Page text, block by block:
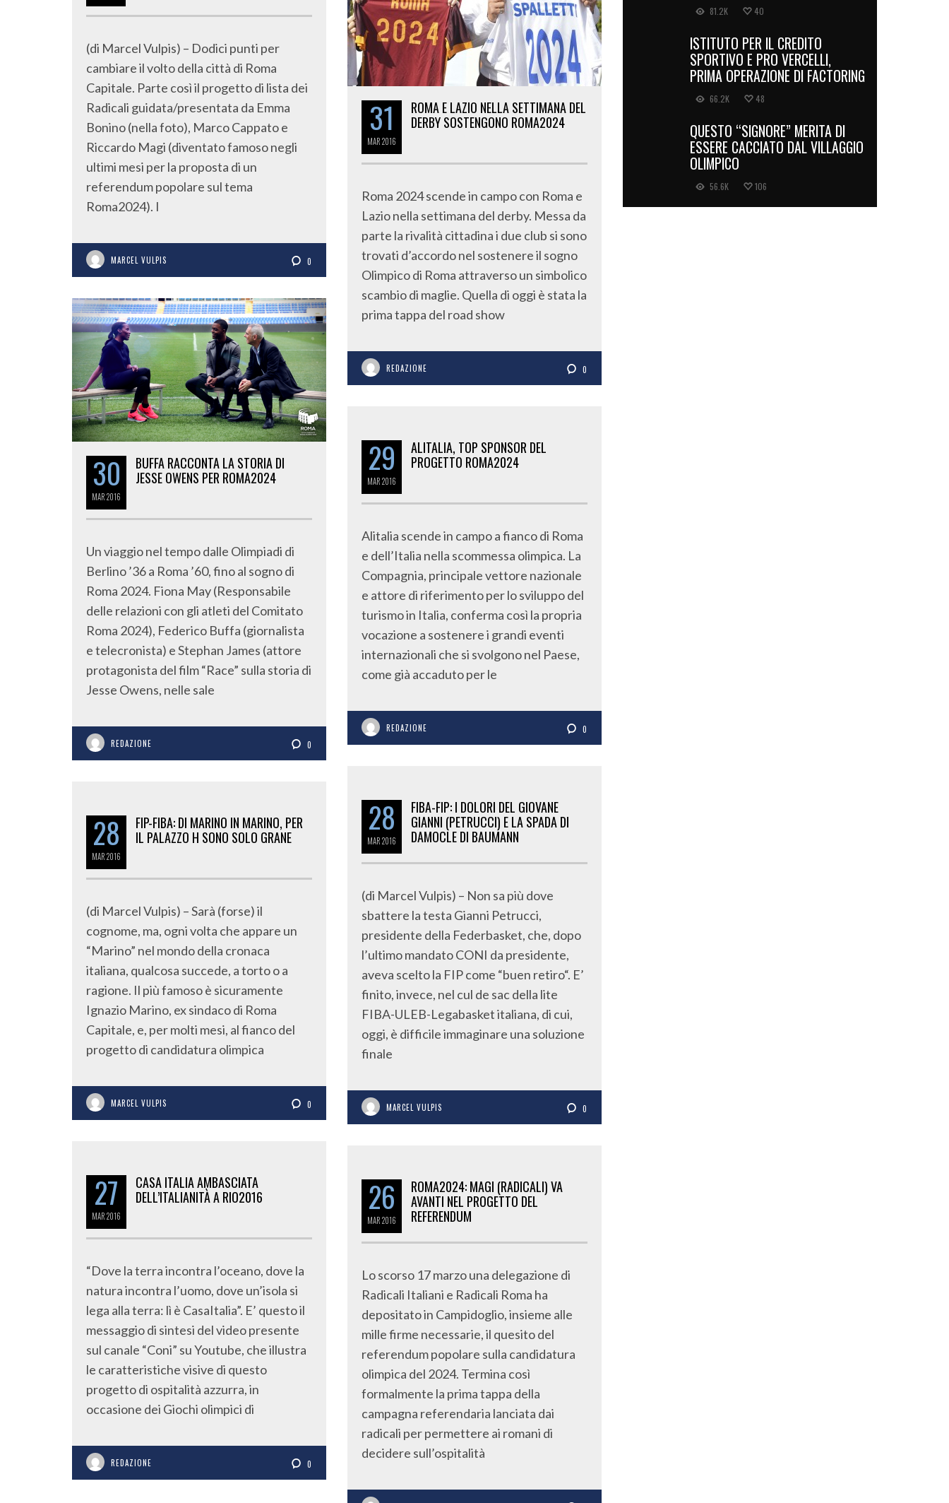
(di Marcel Vulpis) – Dodici punti per
cambiare il volto della città di Roma
Capitale. Parte così il progetto di lista dei
Radicali guidata/presentata da Emma
Bonino (nella foto), Marco Cappato e
Riccardo Magi (diventato famoso negli
ultimi mesi per la proposta di un
referendum popolare sul tema
Roma2024). I
MARCEL VULPIS 0
31
MAR2016
ROMA E LAZIO NELLA SETTIMANA DEL
DERBY SOSTENGONO ROMA2024
Roma 2024 scende in campo con Roma e
Lazio nella settimana del derby. Messa da
parte la rivalità cittadina i due club si sono
trovati d’accordo nel sostenere il sogno
Olimpico di Roma attraverso un simbolico
scambio di maglie. Quella di oggi è stata la
prima tappa del road show
REDAZIONE 0
30
MAR2016
BUFFA RACCONTA LA STORIA DI
JESSE OWENS PER ROMA2024
Un viaggio nel tempo dalle Olimpiadi di
Berlino ’36 a Roma ’60, fino al sogno di
Roma 2024. Fiona May (Responsabile
delle relazioni con gli atleti del Comitato
Roma 2024), Federico Buffa (giornalista
e telecronista) e Stephan James (attore
protagonista del film “Race” sulla storia di
Jesse Owens, nelle sale
REDAZIONE 0
29
MAR2016
ALITALIA, TOP SPONSOR DEL
PROGETTO ROMA2024
Alitalia scende in campo a fianco di Roma
e dell’Italia nella scommessa olimpica. La
Compagnia, principale vettore nazionale
e attore di riferimento per lo sviluppo del
turismo in Italia, conferma così la propria
vocazione a sostenere i grandi eventi
internazionali che si svolgono nel Paese,
come già accaduto per le
REDAZIONE 0
28
MAR2016
FIBA-FIP: I DOLORI DEL GIOVANE
GIANNI (PETRUCCI) E LA SPADA DI
DAMOCLE DI BAUMANN
(di Marcel Vulpis) – Non sa più dove
sbattere la testa Gianni Petrucci,
presidente della Federbasket, che, dopo
l’ultimo mandato CONI da presidente,
aveva scelto la FIP come “buen retiro“. E’
finito, invece, nel cul de sac della lite
FIBA-ULEB-Legabasket italiana, di cui,
oggi, è difficile immaginare una soluzione
finale
MARCEL VULPIS 0
28
MAR2016
FIP-FIBA: DI MARINO IN MARINO, PER
IL PALAZZO H SONO SOLO GRANE
(di Marcel Vulpis) – Sarà (forse) il
cognome, ma, ogni volta che appare un
“Marino” nel mondo della cronaca
italiana, qualcosa succede, a torto o a
ragione. Il più famoso è sicuramente
Ignazio Marino, ex sindaco di Roma
Capitale, e, per molti mesi, al fianco del
progetto di candidatura olimpica
MARCEL VULPIS 0
27
MAR2016
CASA ITALIA AMBASCIATA
DELL’ITALIANITÀ A RIO2016
“Dove la terra incontra l’oceano, dove la
natura incontra l’uomo, dove un’isola si
lega alla terra: lì è CasaItalia”. E’ questo il
messaggio di sintesi del video presente
sul canale “Coni” su Youtube, che illustra
le caratteristiche visive di questo
progetto di ospitalità azzurra, in
occasione dei Giochi olimpici di
REDAZIONE 0
26
MAR2016
ROMA2024: MAGI (RADICALI) VA
AVANTI NEL PROGETTO DEL
REFERENDUM
Lo scorso 17 marzo una delegazione di
Radicali Italiani e Radicali Roma ha
depositato in Campidoglio, insieme alle
mille firme necessarie, il quesito del
referendum popolare sulla candidatura
olimpica del 2024. Termina così
formalmente la prima tappa della
campagna referendaria lanciata dai
radicali per permettere ai romani di
decidere sull’ospitalità
81.2K 40
ISTITUTO PER IL CREDITO
SPORTIVO E PRO VERCELLI,
PRIMA OPERAZIONE DI FACTORING
66.2K 48
QUESTO “SIGNORE” MERITA DI
ESSERE CACCIATO DAL VILLAGGIO
OLIMPICO
56.6K 106